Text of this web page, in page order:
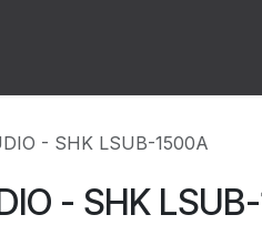
- SHK LSUB-1500A
- SHK